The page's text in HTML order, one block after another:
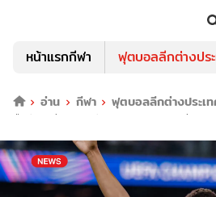
หน้าแรกกีฬา ฟุตบอลลีกต่างปร
อ่าน กีฬา ฟุตบอลลีกต่างประเ
ยืนยัน ไม่ไปงาน บัลลงดอร์ โดยขอเชียร์ เด